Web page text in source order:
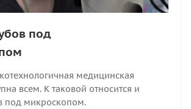
под
медицинская
всем. К таковой относится и
под микроскопом.